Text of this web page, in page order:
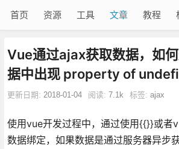
首页 资源 工具 文章 教程
Vue通过ajax获取数据，如
据中出现 property of
更新日期: 2018-01-04 阅读: 7.1k 标签: ajax
使用vue开发过程中，通过使用{{}}或
数据绑定，如果数据是通过服务器异步